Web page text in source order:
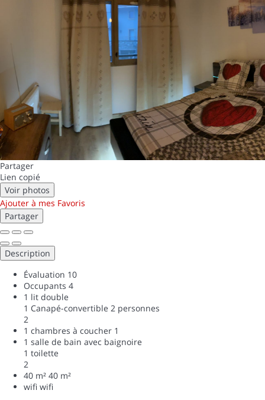
Partager
Lien copié
Voir photos
Ajouter à mes Favoris
Partager
Description
Évaluation 10
Occupants 4
1 lit double
1 Canapé-convertible 2 personnes
2
1 chambres à coucher 1
1 salle de bain avec baignoire
1 toilette
2
40 m² 40 m²
wifi wifi